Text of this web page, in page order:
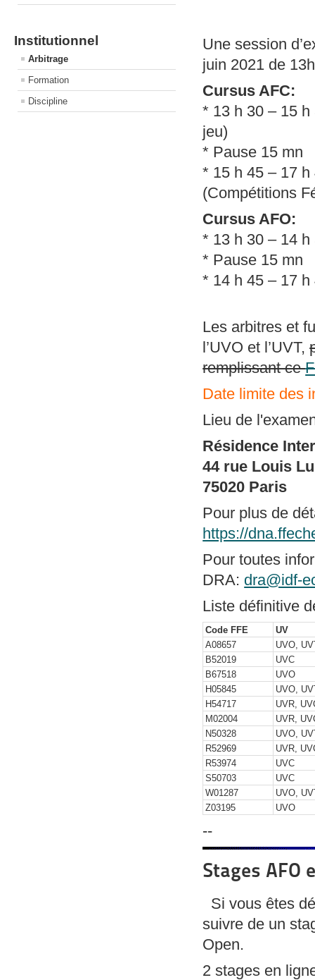
Institutionnel
Arbitrage
Formation
Discipline
Une session
juin 2021 de
Cursus AFC:
* 13 h 30 – 15
jeu)
* Pause 15 mn
* 15 h 45 – 17
(Compétitions
Cursus AFO:
* 13 h 30 – 14
* Pause 15 mn
* 14 h 45 – 17
Les arbitres et
l’UVO et l’UVT,
remplissant ce
Date limite des
Lieu de
Résidence
44 rue Louis
75020 Paris
Pour plus de
https://
Pour toutes
DRA: dra@idf-
Liste définitive
Code FFE
UV
A08657
UVO,
B52019
UVC
B67518
UVO
H05845
UVO,
H54717
UVR,
M02004
UVR,
N50328
UVO,
R52969
UVR,
R53974
UVC
S50703
UVC
W01287
UVO,
Z03195
UVO
--
Stages AFO
Si vous êtes
suivre de un
Open.
2 stages en